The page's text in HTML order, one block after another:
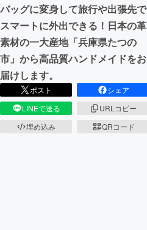
バッグに変身して旅行や出張先で
スマートに外出できる！日本の革
素材の一大産地「兵庫県たつの
市」から高品質ハンドメイドをお
届けします。
ポスト
シェア
LINEで送る
URLコピー
埋め込み
QRコード